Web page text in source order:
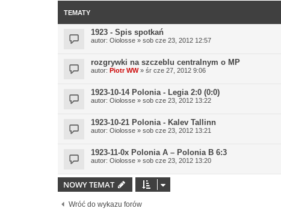
TEMATY
1923 - Spis spotkań
autor: Oiolosse » sob cze 23, 2012 12:57
rozgrywki na szczeblu centralnym o MP
autor: Piotr WW» śr cze 27, 2012 9:06
1923-10-14 Polonia - Legia 2:0 (0:0)
autor: Oiolosse » sob cze 23, 2012 13:22
1923-10-21 Polonia - Kalev Tallinn
autor: Oiolosse » sob cze 23, 2012 13:21
1923-11-0x Polonia A – Polonia B 6:3
autor: Oiolosse » sob cze 23, 2012 13:20
NOWY TEMAT
Wróć do wykazu forów